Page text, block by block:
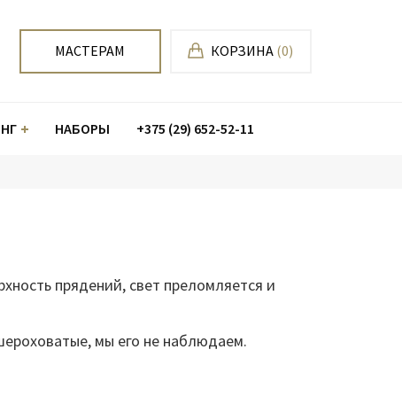
МАСТЕРАМ КОРЗИНА (0)
НАБОРЫ +375 (29) 652-52-11
прядений, свет преломляется и
мы его не наблюдаем.